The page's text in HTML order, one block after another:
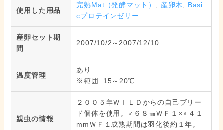
使用した用品
完熟Mat（発酵マット） 産卵木
Basi
cプロテインゼリー
産卵セット期
間
2007/10/2～2007/12/10
温度管理
あり
※範囲: 15～20℃
親虫の情報
２００５年ＷＩＬＤからの自己ブリー
ド個体を使用。♂６８㎜ＷＦ１×♀４１
mmＷＦ１成熟期間は羽化後約１年。